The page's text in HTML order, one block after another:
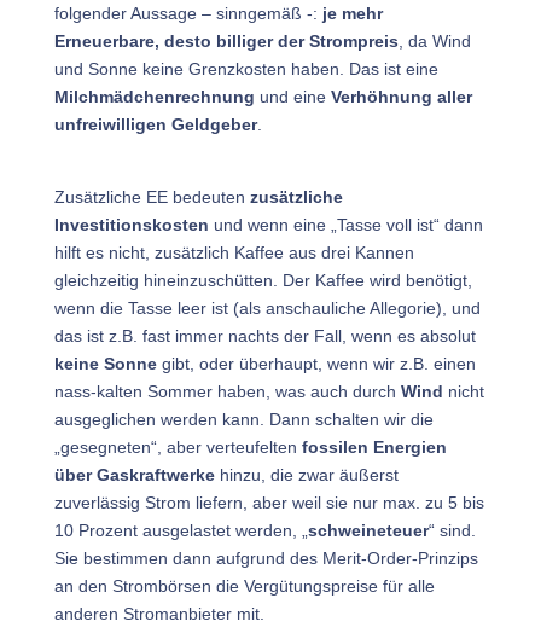
folgender Aussage – sinngemäß -: je mehr
Erneuerbare, desto billiger der Strompreis , da Wind
und Sonne keine Grenzkosten haben. Das ist eine
Milchmädchenrechnung und eine Verhöhnung aller
unfreiwilligen Geldgeber.
Zusätzliche EE bedeuten zusätzliche
Investitionskosten und wenn eine „Tasse voll ist“ dann
hilft es nicht, zusätzlich Kaffee aus drei Kannen
gleichzeitig hineinzuschütten. Der Kaffee wird benötigt,
wenn die Tasse leer ist (als anschauliche Allegorie), und
das ist z.B. fast immer nachts der Fall, wenn es absolut
keine Sonnegibt, oder überhaupt, wenn wir z.B. einen
nass-kalten Sommer haben, was auch durch Wind nicht
ausgeglichen werden kann. Dann schalten wir die
„gesegneten“, aber verteufelten fossilen Energien
über Gaskraftwerkehinzu, die zwar äußerst
zuverlässig Strom liefern, aber weil sie nur max. zu 5 bis
10 Prozent ausgelastet werden, „ schweineteuer“ sind.
Sie bestimmen dann aufgrund des Merit-Order-Prinzips
an den Strombörsen die Vergütungspreise für alle
anderen Stromanbieter mit.